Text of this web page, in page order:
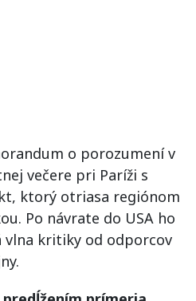
o porozumení v
večere pri Paríži s
ktorý otriasa regiónom
Po návrate do USA ho
vlna kritiky od odporcov